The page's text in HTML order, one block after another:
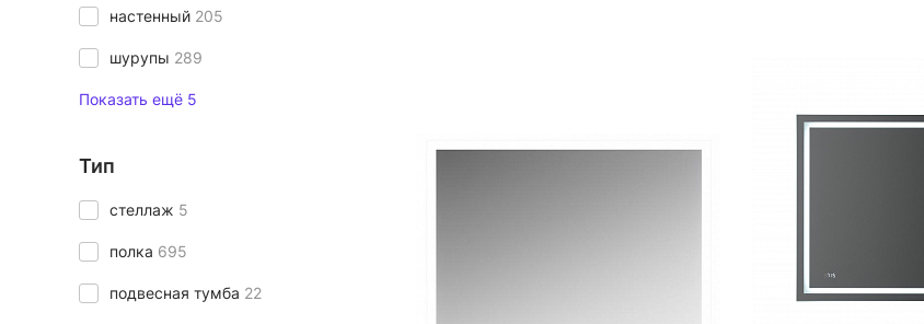
настенный 205
шурупы 289
Показать ещё 5
Тип
стеллаж 5
полка 695
подвесная тумба 22